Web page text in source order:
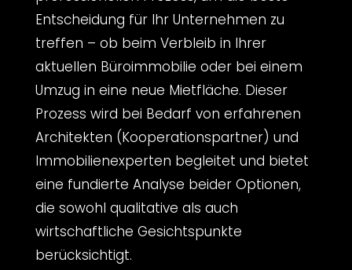
Entscheidung für Ihr Unternehmen zu
treffen – ob beim Verbleib in Ihrer
aktuellen Büroimmobilie oder bei einem
Umzug in eine neue Mietfläche. Dieser
Prozess wird bei Bedarf von erfahrenen
Architekten (Kooperationspartner) und
Immobilienexperten begleitet und bietet
eine fundierte Analyse beider Optionen,
die sowohl qualitative als auch
wirtschaftliche Gesichtspunkte
berücksichtigt.